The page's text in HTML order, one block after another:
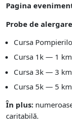
Pagina
Probe de
Cursa
Cursa 1k — 1 km
Cursa 3k — 3 km
Cursa 5k — 5 km
În plus:
caritabilă.